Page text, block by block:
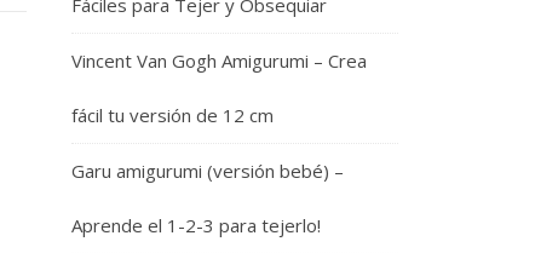
Fáciles para Tejer y Obsequiar
Vincent Van Gogh Amigurumi – Crea
fácil tu versión de 12 cm
Garu amigurumi (versión bebé) –
Aprende el 1-2-3 para tejerlo!